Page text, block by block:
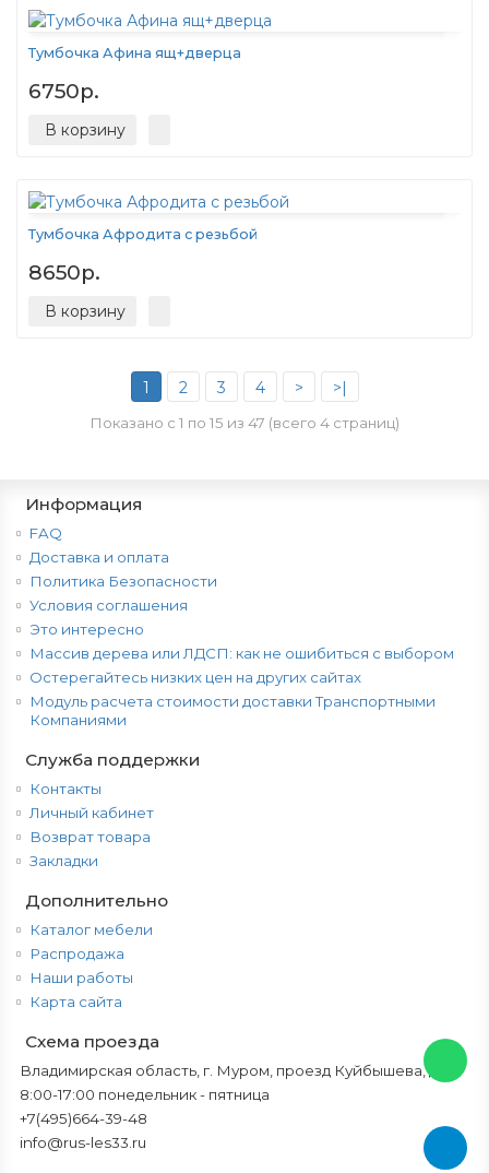
Тумбочка Афина ящ+дверца
6750р.
В корзину
Тумбочка Афродита с резьбой
8650р.
В корзину
1 2 3 4 > >|
Показано с 1 по 15 из 47 (всего 4 страниц)
Информация
FAQ
Доставка и оплата
Политика Безопасности
Условия соглашения
Это интересно
Массив дерева или ЛДСП: как не ошибиться с выбором
Остерегайтесь низких цен на других сайтах
Модуль расчета стоимости доставки Транспортными
Компаниями
Служба поддержки
Контакты
Личный кабинет
Возврат товара
Закладки
Дополнительно
Каталог мебели
Распродажа
Наши работы
Карта сайта
Схема проезда
Владимирская область, г. Муром, проезд Куйбышева, д.6г
8:00-17:00 понедельник - пятница
+7(495)664-39-48
info@rus-les33.ru